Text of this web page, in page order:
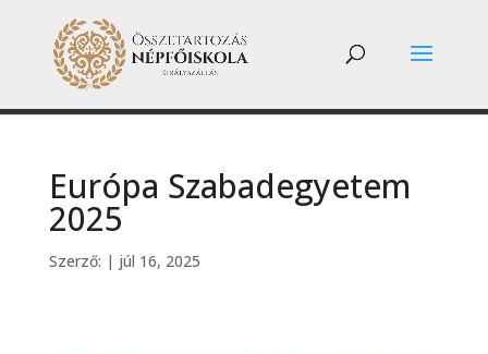
Európa Szabadegyetem
2025
Szerző: | júl 16, 2025